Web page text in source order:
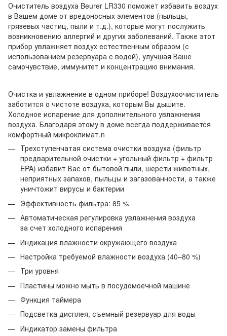
Очиститель воздуха Beurer LR330 поможет избавить воздух
в Вашем доме от вредоносных элементов (пыльцы,
грязевых частиц, пыли и т.д.), которые могут послужить
возникновению аллергий и других заболеваний. Также этот
прибор увлажняет воздух естественным образом (с
использованием резервуара с водой), улучшая Ваше
самочувствие, иммунитет и концентрацию внимания.
Очистка и увлажнение в одном приборе! Воздухоочиститель
заботится о чистоте воздуха, которым Вы дышите.
Холодное испарение для дополнительного увлажнения
воздуха. Благодаря этому в доме всегда поддерживается
комфортный микроклимат.n
Трехступенчатая система очистки воздуха (фильтр
предварительной очистки + угольный фильтр + фильтр
EPA) избавит Вас от бытовой пыли, шерсти животных,
неприятных запахов, пыльцы и загазованности, а также
уничтожит вирусы и бактерии
Эффективность фильтра: 85 %
Автоматическая регулировка увлажнения воздуха
за счет холодного испарения
Индикация влажности окружающего воздуха
Настройка требуемой влажности воздуха (40–80 %)
Три уровня
Пластины можно мыть в посудомоечной машине
Функция таймера
Подсветка дисплея, съемный резервуар для воды
Индикатор замены фильтра